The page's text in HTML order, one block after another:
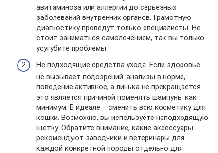
авитаминоза или аллергии до серьезных
заболеваний внутренних органов. Грамотную
диагностику проведут только специалисты. Не
стоит заниматься самолечением, так вы только
усугубите проблемы.
Не подходящие средства ухода. Если здоровье
не вызывает подозрений: анализы в норме,
поведение активное, а линька не прекращается
это является причиной поменять шампунь, как
минимум. В идеале – сменить всю косметику для
кошки. Возможно, вы используете неподходящую
щетку. Обратите внимание, какие аксессуары
рекомендуют заводчики и ветеринары для
каждой конкретной породы отдельно для